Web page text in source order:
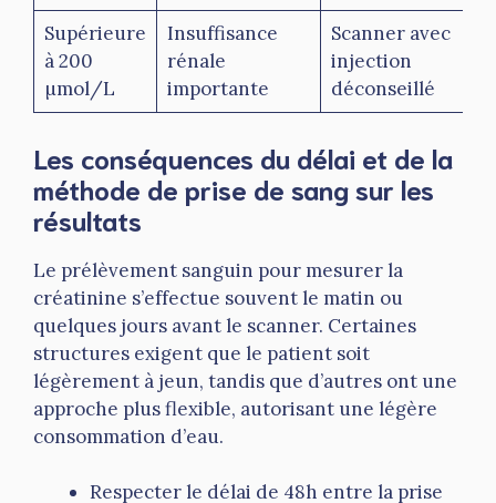
Supérieure
à 200
µmol/L
Insuffisance
rénale
importante
Scanner avec
injection
déconseillé
Les conséquences du délai et de la
méthode de prise de sang sur les
résultats
Le prélèvement sanguin pour mesurer la
créatinine s’effectue souvent le matin ou
quelques jours avant le scanner. Certaines
structures exigent que le patient soit
légèrement à jeun, tandis que d’autres ont une
approche plus flexible, autorisant une légère
consommation d’eau.
Respecter le délai de 48h entre la prise